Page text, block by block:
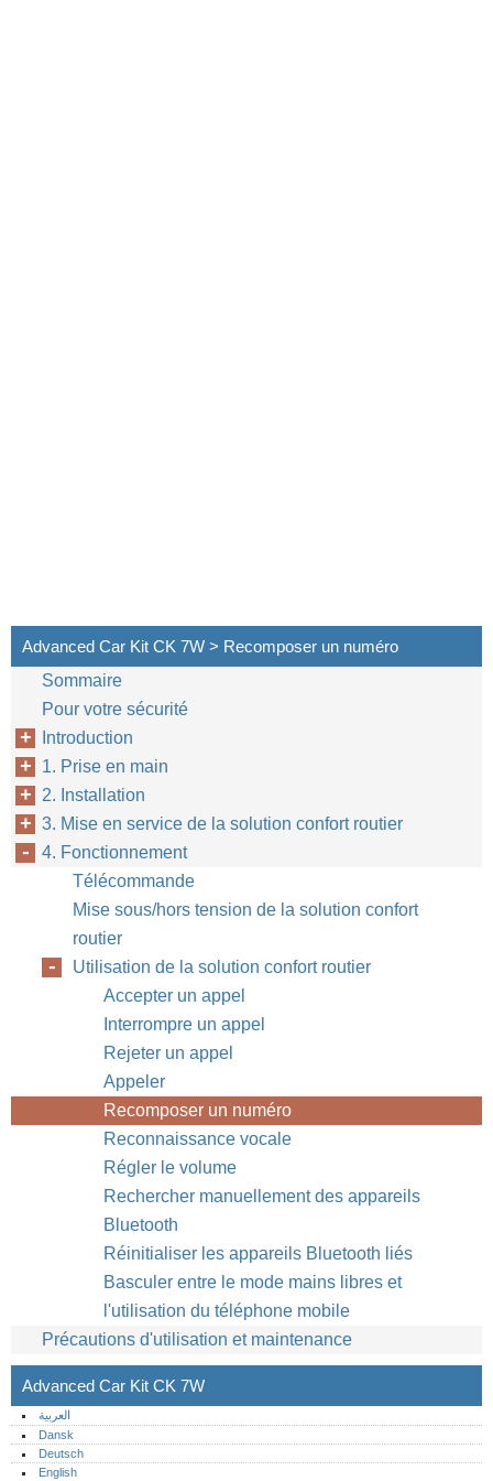
Advanced Car Kit CK 7W > Recomposer un numéro
Sommaire
Pour votre sécurité
Introduction
1. Prise en main
2. Installation
3. Mise en service de la solution confort routier
4. Fonctionnement
Télécommande
Mise sous/hors tension de la solution confort
routier
Utilisation de la solution confort routier
Accepter un appel
Interrompre un appel
Rejeter un appel
Appeler
Recomposer un numéro
Reconnaissance vocale
Régler le volume
Rechercher manuellement des appareils
Bluetooth
Réinitialiser les appareils Bluetooth liés
Basculer entre le mode mains libres et
l'utilisation du téléphone mobile
Précautions d'utilisation et maintenance
Advanced Car Kit CK 7W
العربية
Dansk
Deutsch
English